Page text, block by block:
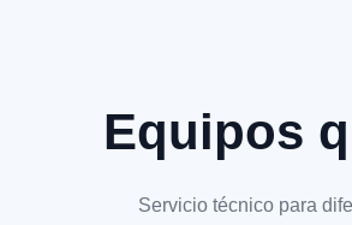
Equipos
Servicio técnico para